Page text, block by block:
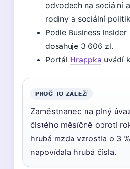
odvodech na sociální
rodiny a sociální
Podle Business
dosahuje 3 606 zł.
Portál Hrappka uvádí
PROČ TO ZÁLEŽÍ
Zaměstnanec na plný
čistého měsíčně oproti
hrubá mzda vzrostla o 3
napovídala hrubá čísla.